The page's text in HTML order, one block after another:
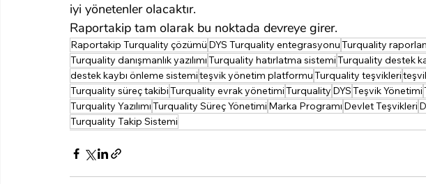
iyi yönetenler olacaktır.
Raportakip tam olarak bu noktada devreye girer.
Raportakip Turquality çözümü DYS Turquality entegrasyonuTurquality
Turquality danışmanlık yazılımıTurquality hatırlatma sistemiTurquality destek
destek kaybı önleme sistemiteşvik yönetim platformuTurquality teşvikleri
Turquality süreç takibiTurquality evrak yönetimiTurquality DYSTeşvik Yönetimi
Turquality YazılımıTurquality Süreç Yönetimi Marka Programı Devlet Teşvikleri
Turquality Takip Sistemi